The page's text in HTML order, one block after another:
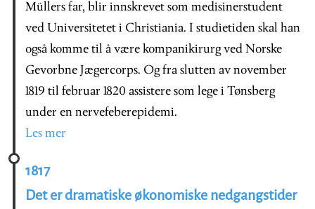
Müllers far, blir innskrevet som medisinerstudent
ved Universitetet i Christiania. I studietiden skal han
også komme til å være kompanikirurg ved Norske
Gevorbne Jægercorps. Og fra slutten av november
1819 til februar 1820 assistere som lege i Tønsberg
under en nervefeberepidemi.
Les mer
1817
Det er dramatiske økonomiske nedgangstider